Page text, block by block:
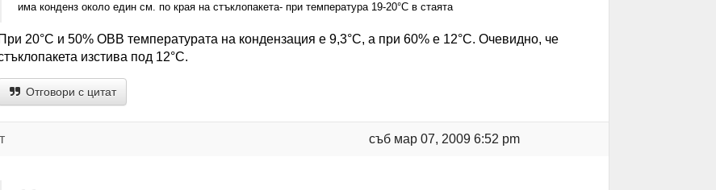
има конденз около един см. по края на стъклопакета- при температура 19-20°C в стаята
При 20°C и 50% ОВВ температурата на кондензация е 9,3°C, а при 60% е 12°C. Очевидно, че
изстива под 12°C.
Отговори с цитат
съб мар 07, 2009 6:52 pm